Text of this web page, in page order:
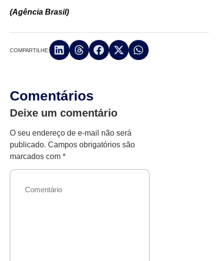
(Agência Brasil)
COMPARTILHE:
Comentários
Deixe um comentário
O seu endereço de e-mail não será
publicado. Campos obrigatórios são
marcados com *